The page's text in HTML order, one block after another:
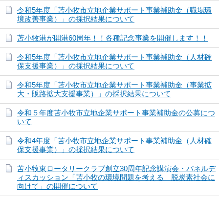
令和5年度「苫小牧市立地企業サポート事業補助金（職場環
境改善事業）」の採択結果について
苫小牧港が開港60周年！！各種記念事業を開催します！！
令和5年度「苫小牧市立地企業サポート事業補助金（人材確
保支援事業）」の採択結果について
令和5年度「苫小牧市立地企業サポート事業補助金（事業拡
大・販路拡大支援事業）」の採択結果について
令和５年度苫小牧市立地企業サポート事業補助金の公募につ
いて
令和4年度「苫小牧市立地企業サポート事業補助金（人材確
保支援事業）」の採択結果について
苫小牧東ロータリークラブ創立30周年記念講演会・パネルデ
ィスカッション「苫小牧の環境問題を考える 脱炭素社会に
向けて」の開催について